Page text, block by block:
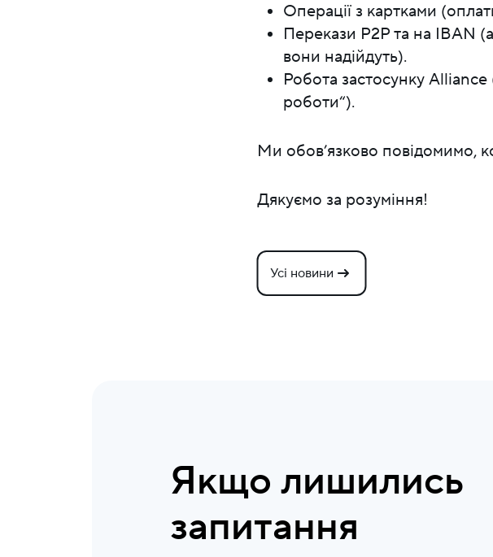
Операції з картками
Перекази P2P та на IBAN
вони надійдуть).
Робота застосунку Alliance
роботи“).
Ми обов’язково повідомимо,
Дякуємо за розуміння!
Усі новини
Якщо лишились
запитання